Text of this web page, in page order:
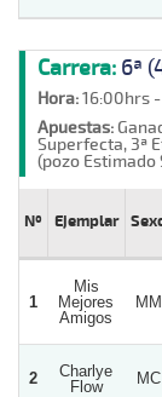
Carrera: 6ª
Hora:16:00hrs
Apuestas:
Superfecta, 3ª
(pozo
Nº Ejemplar
1
Mis
Mejores
Amigos
MM
2
Charlye
Flow
MC